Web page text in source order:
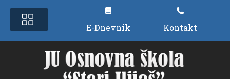
E-Dnevnik Kontakt